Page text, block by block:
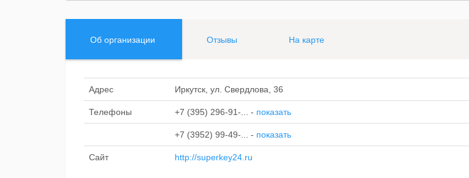
Об организации Отзывы На карте
Адрес Иркутск, ул. Свердлова, 36
Телефоны +7 (395) 296-91-... - показать
+7 (3952) 99-49-... - показать
Сайт http://superkey24.ru